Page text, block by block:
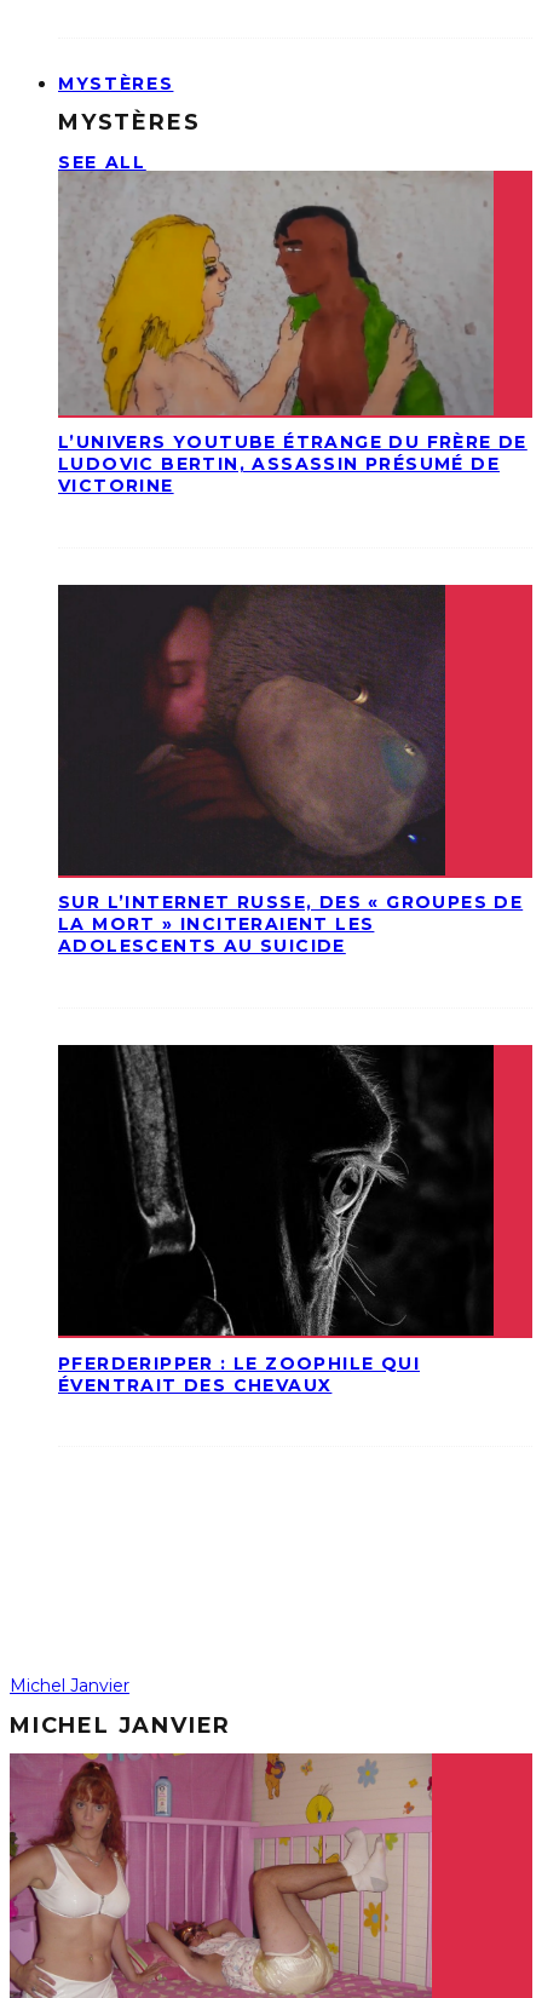
MYSTÈRES
MYSTÈRES
SEE ALL
L’UNIVERS YOUTUBE ÉTRANGE DU FRÈRE DE
LUDOVIC BERTIN, ASSASSIN PRÉSUMÉ DE
VICTORINE
SUR L’INTERNET RUSSE, DES « GROUPES DE
LA MORT » INCITERAIENT LES
ADOLESCENTS AU SUICIDE
PFERDERIPPER : LE ZOOPHILE QUI
ÉVENTRAIT DES CHEVAUX
Michel Janvier
MICHEL JANVIER